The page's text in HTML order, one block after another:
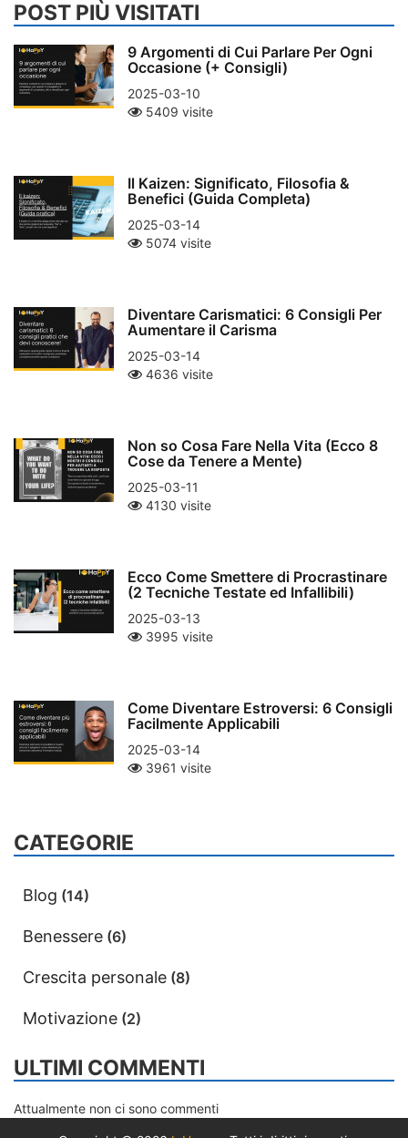
POST PIÙ VISITATI
9 Argomenti di Cui Parlare Per Ogni
Occasione (+ Consigli)
2025-03-10
5409 visite
Il Kaizen: Significato, Filosofia &
Benefici (Guida Completa)
2025-03-14
5074 visite
Diventare Carismatici: 6 Consigli Per
Aumentare il Carisma
2025-03-14
4636 visite
Non so Cosa Fare Nella Vita (Ecco 8
Cose da Tenere a Mente)
2025-03-11
4130 visite
Ecco Come Smettere di Procrastinare
(2 Tecniche Testate ed Infallibili)
2025-03-13
3995 visite
Come Diventare Estroversi: 6 Consigli
Facilmente Applicabili
2025-03-14
3961 visite
CATEGORIE
Blog (14)
Benessere (6)
Crescita personale (8)
Motivazione (2)
ULTIMI COMMENTI
Attualmente non ci sono commenti